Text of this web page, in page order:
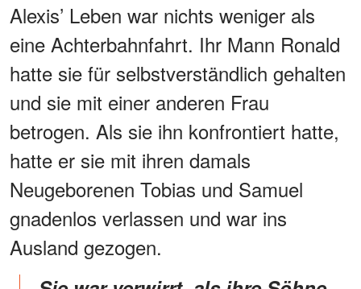
Alexis’ Leben war nichts weniger als
eine Achterbahnfahrt. Ihr Mann Ronald
hatte sie für selbstverständlich gehalten
und sie mit einer anderen Frau
betrogen. Als sie ihn konfrontiert hatte,
hatte er sie mit ihren damals
Neugeborenen Tobias und Samuel
gnadenlos verlassen und war ins
Ausland gezogen.